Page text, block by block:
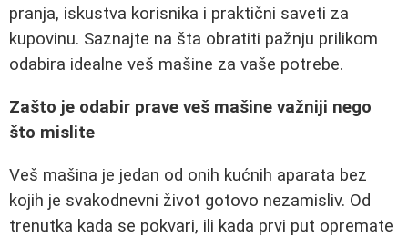
pranja, iskustva korisnika i praktični saveti za
kupovinu. Saznajte na šta obratiti pažnju prilikom
odabira idealne veš mašine za vaše potrebe.
Zašto je odabir prave veš mašine važniji nego
što mislite
Veš mašina je jedan od onih kućnih aparata bez
kojih je svakodnevni život gotovo nezamisliv. Od
trenutka kada se pokvari, ili kada prvi put opremate